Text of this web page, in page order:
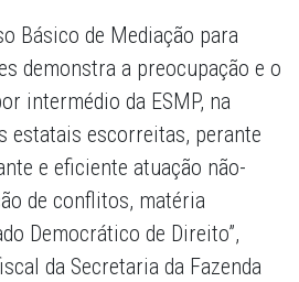
Básico de Mediação para
demonstra a preocupação e o
intermédio da ESMP, na
estatais escorreitas, perante
e eficiente atuação não-
de conflitos, matéria
Democrático de Direito”,
da Secretaria da Fazenda